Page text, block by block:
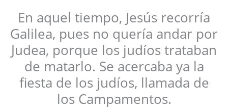
En aquel tiempo, Jesús recorría
Galilea, pues no quería andar por
Judea, porque los judíos trataban
de matarlo. Se acercaba ya la
fiesta de los judíos, llamada de
los Campamentos.